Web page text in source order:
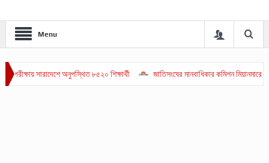
Menu
সারাদেশে অনুপস্থিত ৮৫২০ শিক্ষার্থী জাতিসংঘের মানবাধিকার কমিশন মিয়ানমারে ধর্ষণ-